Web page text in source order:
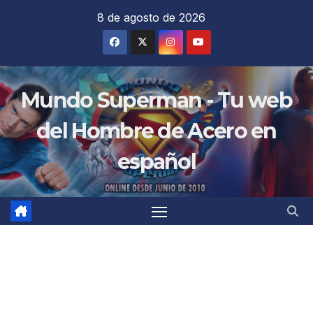
8 de agosto de 2026
Mundo Superman - Tu web
del Hombre de Acero en
español